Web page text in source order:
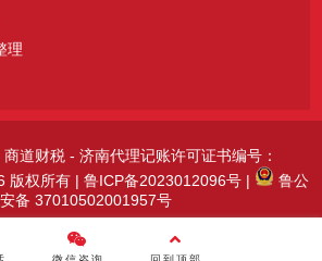
理
道财税 - 济南代理记账许可证书编号：
版权所有 | 鲁ICP备2023012096号 |
鲁公
备 37010502001957号